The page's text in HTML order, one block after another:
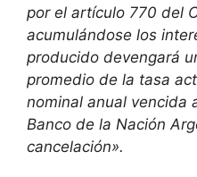
por el artículo 770 del
acumulándose los
producido devengará
promedio de la tasa
nominal anual vencida
Banco de la Nación
cancelación».